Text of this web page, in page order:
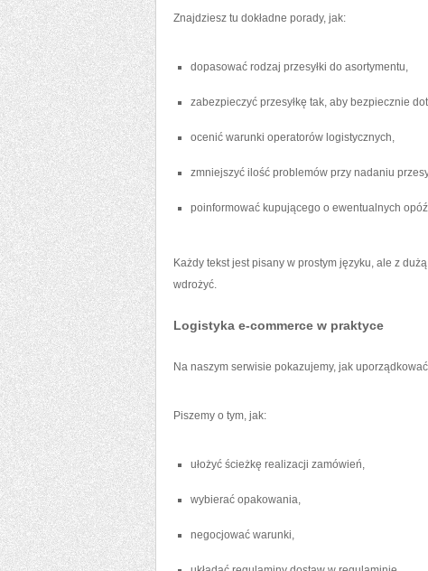
Znajdziesz tu dokładne porady, jak:
dopasować rodzaj przesyłki do asortymentu,
zabezpieczyć przesyłkę tak, aby bezpiecznie
ocenić warunki operatorów logistycznych,
zmniejszyć ilość problemów przy nadaniu
poinformować kupującego o ewentualnych
Każdy tekst jest pisany w prostym języku, ale z
wdrożyć.
Logistyka e-commerce w praktyce
Na naszym serwisie pokazujemy, jak
Piszemy o tym, jak:
ułożyć ścieżkę realizacji zamówień,
wybierać opakowania,
negocjować warunki,